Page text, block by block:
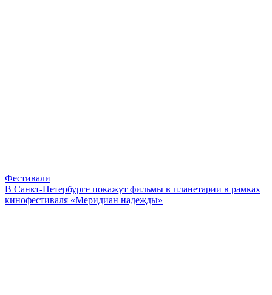
Фестивали
В Санкт-Петербурге покажут фильмы в планетарии в рамках
кинофестиваля «Меридиан надежды»